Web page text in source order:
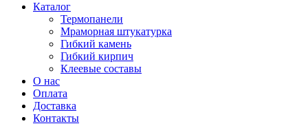
Каталог
Термопанели
Мраморная штукатурка
Гибкий камень
Гибкий кирпич
Клеевые составы
О нас
Оплата
Доставка
Контакты